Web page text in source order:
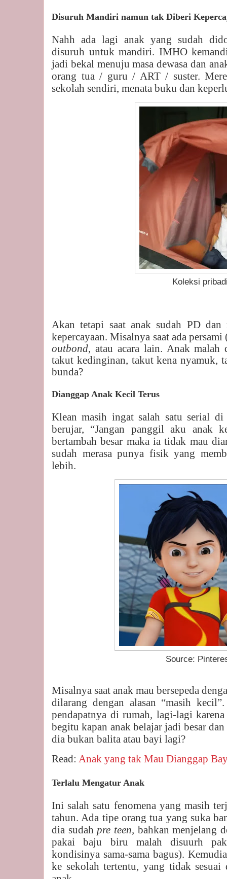
Disuruh Mandiri namun tak Diberi
Nahh ada lagi anak yang sudah
disuruh untuk mandiri. IMHO
jadi bekal menuju masa dewasa dan
orang tua / guru / ART / suster.
sekolah sendiri, menata buku dan
Koleksi
Akan tetapi saat anak sudah PD
kepercayaan. Misalnya saat ada
outbond, atau acara lain. Anak malah
takut kedinginan, takut kena nyamuk,
bunda?
Dianggap Anak Kecil Terus
Klean masih ingat salah satu serial
berujar, “Jangan panggil aku anak
bertambah besar maka ia tidak mau
sudah merasa punya fisik yang
lebih.
Source:
Misalnya saat anak mau bersepeda
dilarang dengan alasan “masih
pendapatnya di rumah, lagi-lagi
begitu kapan anak belajar jadi besar
dia bukan balita atau bayi lagi?
Read: Anak yang tak Mau Dianggap
Terlalu Mengatur Anak
Ini salah satu fenomena yang masih
tahun. Ada tipe orang tua yang suka
dia sudah pre teen, bahkan menjelang
pakai baju biru malah disuurh
kondisinya sama-sama bagus).
ke sekolah tertentu, yang tidak sesuai